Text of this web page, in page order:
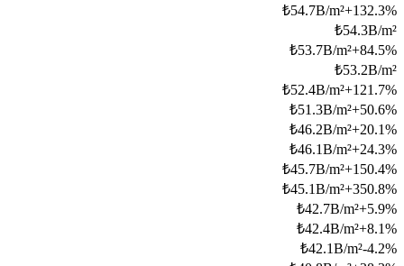
₺54.7B/m²+132.3%
₺54.3B/m²
₺53.7B/m²+84.5%
₺53.2B/m²
₺52.4B/m²+121.7%
₺51.3B/m²+50.6%
₺46.2B/m²+20.1%
₺46.1B/m²+24.3%
₺45.7B/m²+150.4%
₺45.1B/m²+350.8%
₺42.7B/m²+5.9%
₺42.4B/m²+8.1%
₺42.1B/m²-4.2%